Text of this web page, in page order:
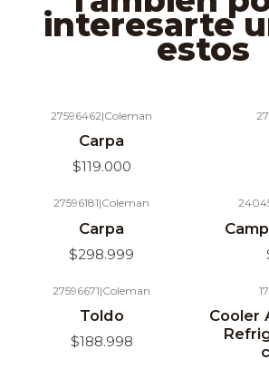
interesarte
estos
27596462|Coleman
Carpa
$119.000
27596181|Coleman
Carpa
$298.999
27596671|Coleman
Toldo
$188.998
Cooler